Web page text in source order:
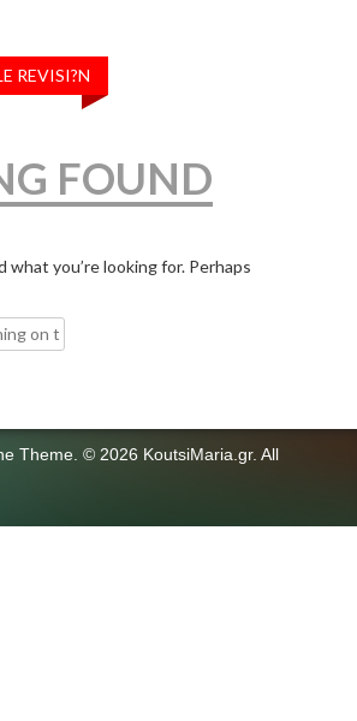
REVISI?N
FOUND
what you’re looking for. Perhaps
Theme © 2026 KoutsiMaria.gr. All